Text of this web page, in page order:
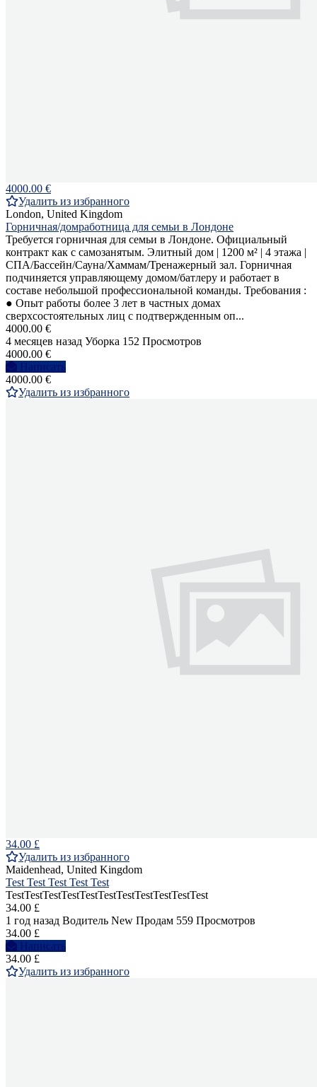
4000.00 €
Удалить из избранного
London, United Kingdom
Горничная/домработница для семьи в Лондоне
Требуется горничная для семьи в Лондоне. Официальный
контракт как с самозанятым. Элитный дом | 1200 м² | 4 этажа |
СПА/Бассейн/Сауна/Хаммам/Тренажерный зал. Горничная
подчиняется управляющему домом/батлеру и работает в
составе небольшой профессиональной команды. Требования :
● Опыт работы более 3 лет в частных домах
сверхсостоятельных лиц с подтвержденным оп...
4000.00 €
4 месяцев назад Уборка 152 Просмотров
4000.00 €
Написать
4000.00 €
Удалить из избранного
34.00 £
Удалить из избранного
Maidenhead, United Kingdom
Test Test Test Test Test
TestTestTestTestTestTestTestTestTestTestTest
34.00 £
1 год назад Водитель New Продам 559 Просмотров
34.00 £
Написать
34.00 £
Удалить из избранного